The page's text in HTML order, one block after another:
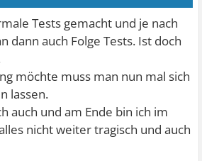
Tests gemacht und je nach
dann auch Folge Tests. Ist doch
möchte muss man nun mal sich
lassen.
auch und am Ende bin ich im
nicht weiter tragisch und auch